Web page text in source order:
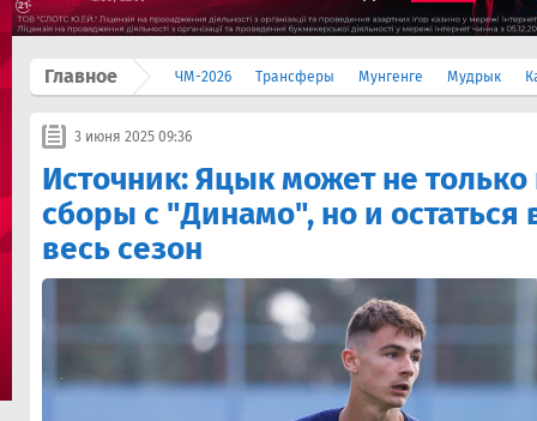
Главное ЧМ-2026 Трансферы Мунгенге Мудрык
3 июня 2025 09:36
Источник: Яцык может не только
сборы с "Динамо", но и остаться
весь сезон